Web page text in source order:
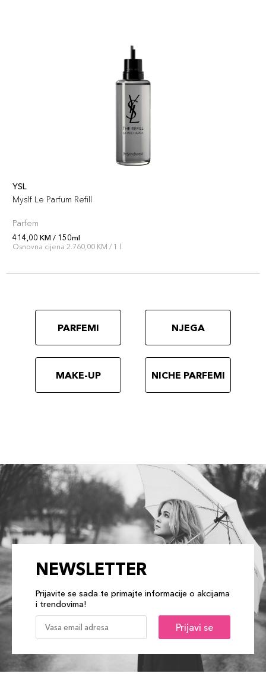
YSL
Myslf Le Parfum Refill
Parfem
414,00 KM / 150ml
Osnovna cijena 2.760,00 KM / 1 l
PARFEMI NJEGA
MAKE-UP NICHE PARFEMI
NEWSLETTER
Prijavite se sada te primajte informacije o akcijama
i trendovima!
Prijavi se